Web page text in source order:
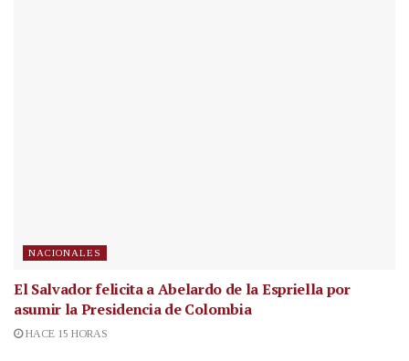
NACIONALES
El Salvador felicita a Abelardo de la Espriella por
asumir la Presidencia de Colombia
HACE 15 HORAS